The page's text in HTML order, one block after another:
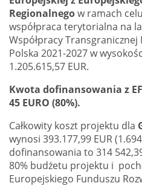
Regionalnegow ramach
współpraca terytorialna na
Współpracy Transgranicznej
Polska 2021-2027 w
1.205.615,57 EUR.
Kwota dofinansowania z
45 EURO (80%).
Całkowity koszt projektu dla
wynosi 393.177,99 EUR
dofinansowania to 314
80% budżetu projektu i
Europejskiego Funduszu